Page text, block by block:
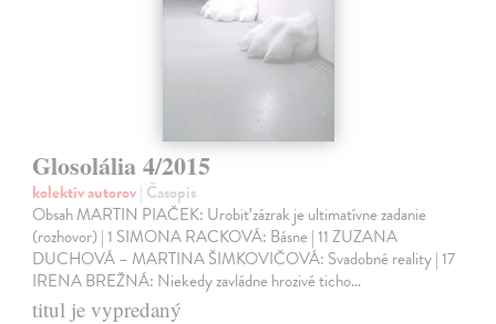
Glosolália 4/2015
kolektív autorov| Časopis
Obsah MARTIN PIAČEK: Urobiť zázrak je ultimatívne zadanie
(rozhovor) | 1 SIMONA RACKOVÁ: Básne | 11 ZUZANA
DUCHOVÁ – MARTINA ŠIMKOVIČOVÁ: Svadobné reality | 17
IRENA BREŽNÁ: Niekedy zavládne hrozivé ticho…
titul je vypredaný